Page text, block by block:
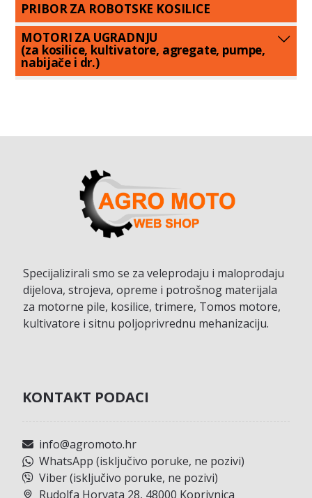
PRIBOR ZA ROBOTSKE KOSILICE
MOTORI ZA UGRADNJU
(za kosilice, kultivatore, agregate, pumpe,
nabijače i dr.)
Specijalizirali smo se za veleprodaju i maloprodaju
dijelova, strojeva, opreme i potrošnog materijala
za motorne pile, kosilice, trimere, Tomos motore,
kultivatore i sitnu poljoprivrednu mehanizaciju.
KONTAKT PODACI
info@agromoto.hr
WhatsApp (isključivo poruke, ne pozivi)
Viber (isključivo poruke, ne pozivi)
Rudolfa Horvata 28, 48000 Koprivnica